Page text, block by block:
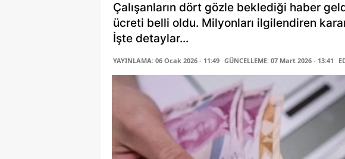
Çalışanların dört gözle beklediği haber
ücreti belli oldu. Milyonları ilgilendiren
İşte detaylar...
YAYINLAMA: 06 Ocak 2026 - 11:49 GÜNCELLEME: 07 Mart 2026 - 13:41